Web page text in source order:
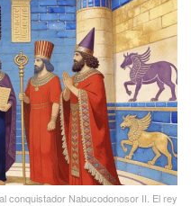
conquistador Nabucodonosor II. El rey